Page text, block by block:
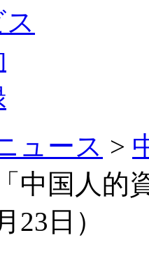
ュース >
中国人的
23日）